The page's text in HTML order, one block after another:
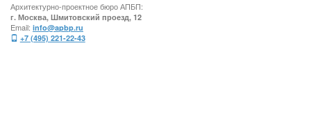
Архитектурно-проектное бюро АПБП:
г. Москва, Шмитовский проезд, 12
Email: info@apbp.ru
+7 (495) 221-22-43